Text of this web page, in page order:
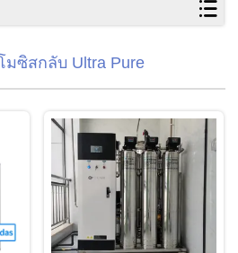
มซิสกลับ Ultra Pure